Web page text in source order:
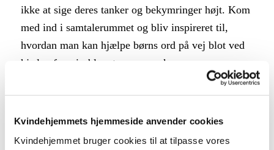
Kvindehjemmets hjemmeside anvender cookies
Kvindehjemmet bruger cookies til at tilpasse vores
ikke at sige deres tanker og bekymringer højt. Kom
med ind i samtalerummet og bliv inspireret til,
hvordan man kan hjælpe børns ord på vej blot ved
hjælp af papir, blyant og opmærksomme ører.